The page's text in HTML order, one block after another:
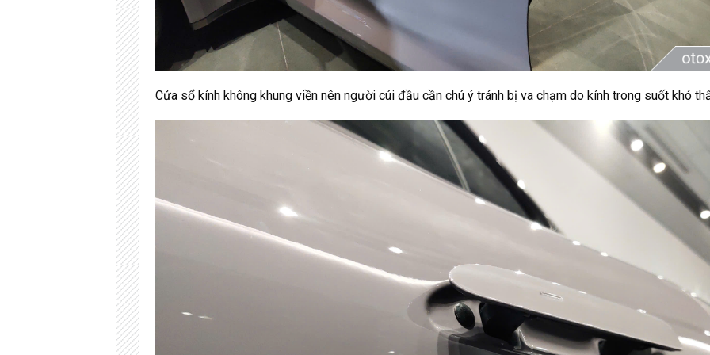
Cửa sổ kính không khung viền nên người cúi đầu cần chú ý tránh bị va chạm do kính trong suốt khó